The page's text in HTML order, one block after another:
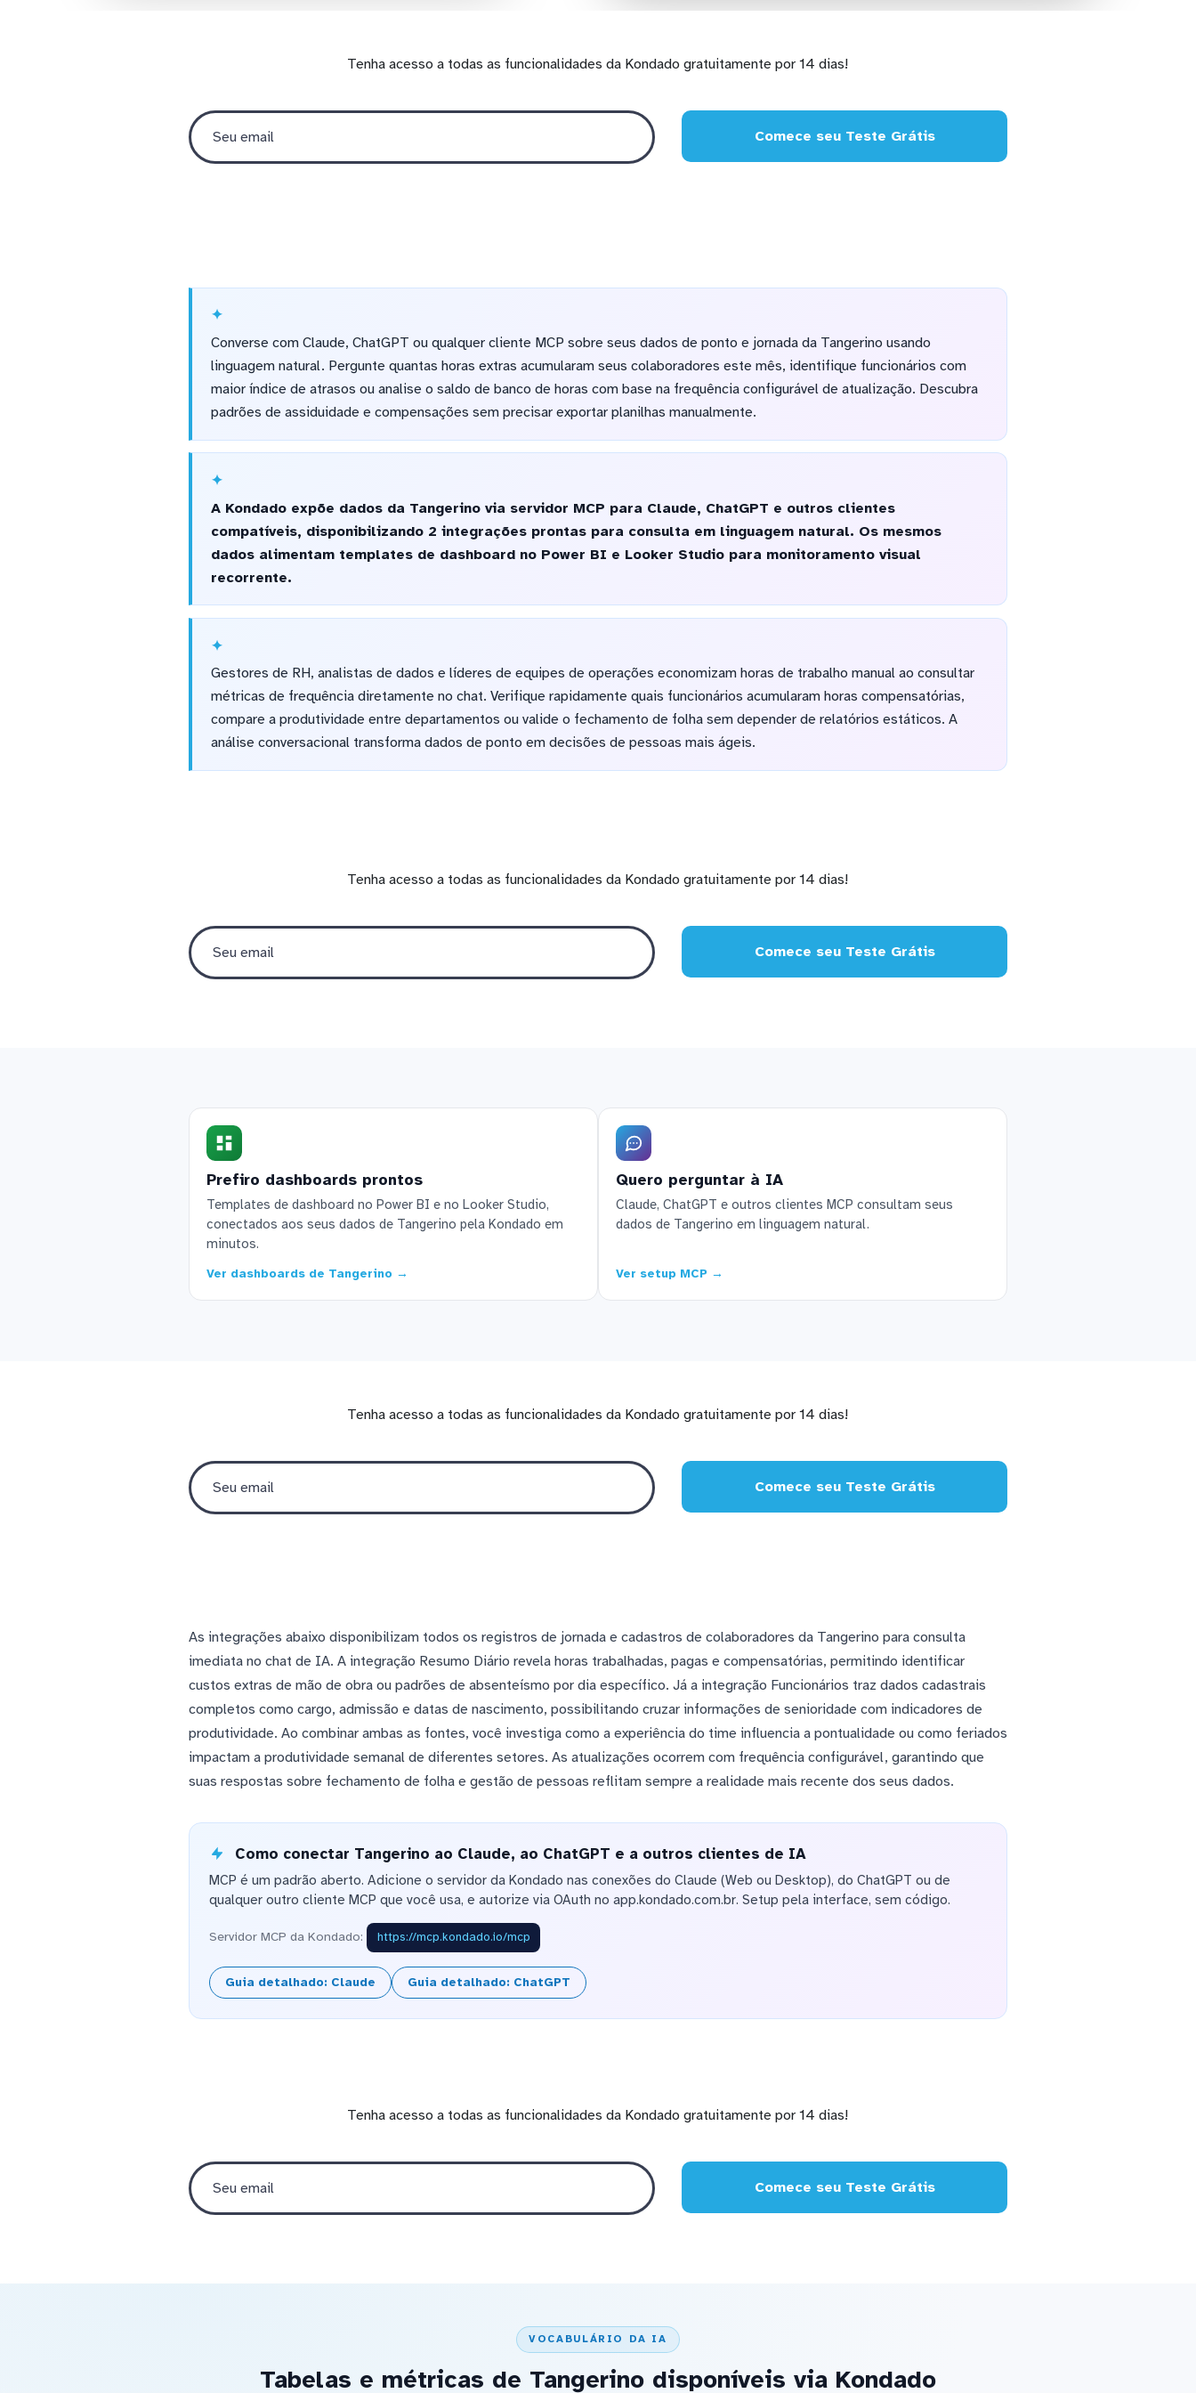
Tenha acesso a todas as funcionalidades da Kondado gratuitamente por 14 dias!
Comece seu Teste Grátis
Converse com Claude, ChatGPT ou qualquer cliente MCP sobre seus dados de ponto e jornada da Tangerino usando
linguagem natural. Pergunte quantas horas extras acumularam seus colaboradores este mês, identifique funcionários com
maior índice de atrasos ou analise o saldo de banco de horas com base na frequência configurável de atualização. Descubra
padrões de assiduidade e compensações sem precisar exportar planilhas manualmente.
A Kondado expõe dados da Tangerino via servidor MCP para Claude, ChatGPT e outros clientes
compatíveis, disponibilizando 2 integrações prontas para consulta em linguagem natural. Os mesmos
dados alimentam templates de dashboard no Power BI e Looker Studio para monitoramento visual
recorrente.
Gestores de RH, analistas de dados e líderes de equipes de operações economizam horas de trabalho manual ao consultar
métricas de frequência diretamente no chat. Verifique rapidamente quais funcionários acumularam horas compensatórias,
compare a produtividade entre departamentos ou valide o fechamento de folha sem depender de relatórios estáticos. A
análise conversacional transforma dados de ponto em decisões de pessoas mais ágeis.
Tenha acesso a todas as funcionalidades da Kondado gratuitamente por 14 dias!
Comece seu Teste Grátis
Prefiro dashboards prontos
Templates de dashboard no Power BI e no Looker Studio,
conectados aos seus dados de Tangerino pela Kondado em
minutos.
Ver dashboards de Tangerino →
Quero perguntar à IA
Claude, ChatGPT e outros clientes MCP consultam seus
dados de Tangerino em linguagem natural.
Ver setup MCP →
Tenha acesso a todas as funcionalidades da Kondado gratuitamente por 14 dias!
Comece seu Teste Grátis
As integrações abaixo disponibilizam todos os registros de jornada e cadastros de colaboradores da Tangerino para consulta
imediata no chat de IA. A integração Resumo Diário revela horas trabalhadas, pagas e compensatórias, permitindo identificar
custos extras de mão de obra ou padrões de absenteísmo por dia específico. Já a integração Funcionários traz dados cadastrais
completos como cargo, admissão e datas de nascimento, possibilitando cruzar informações de senioridade com indicadores de
produtividade. Ao combinar ambas as fontes, você investiga como a experiência do time influencia a pontualidade ou como feriados
impactam a produtividade semanal de diferentes setores. As atualizações ocorrem com frequência configurável, garantindo que
suas respostas sobre fechamento de folha e gestão de pessoas reflitam sempre a realidade mais recente dos seus dados.
Como conectar Tangerino ao Claude, ao ChatGPT e a outros clientes de IA
MCP é um padrão aberto. Adicione o servidor da Kondado nas conexões do Claude (Web ou Desktop), do ChatGPT ou de
qualquer outro cliente MCP que você usa, e autorize via OAuth no app.kondado.com.br. Setup pela interface, sem código.
Servidor MCP da Kondado: https://mcp.kondado.io/mcp
Guia detalhado: Claude Guia detalhado: ChatGPT
Tenha acesso a todas as funcionalidades da Kondado gratuitamente por 14 dias!
Comece seu Teste Grátis
VOCABULÁRIO DA IA
Tabelas e métricas de Tangerino disponíveis via Kondado